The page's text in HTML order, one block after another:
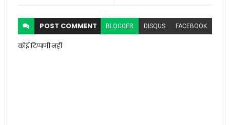
POST COMMENT BLOGGER DISQUS FACEBOOK
कोई टिप्पणी नहीं